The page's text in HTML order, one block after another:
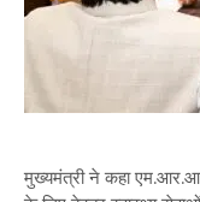
मुख्यमंत्री ने कहा